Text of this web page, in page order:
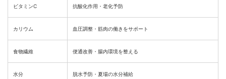
ビタミンC 抗酸化作用・老化予防
カリウム 血圧調整・筋肉の働きをサポート
食物繊維 便通改善・腸内環境を整える
水分 脱水予防・夏場の水分補給